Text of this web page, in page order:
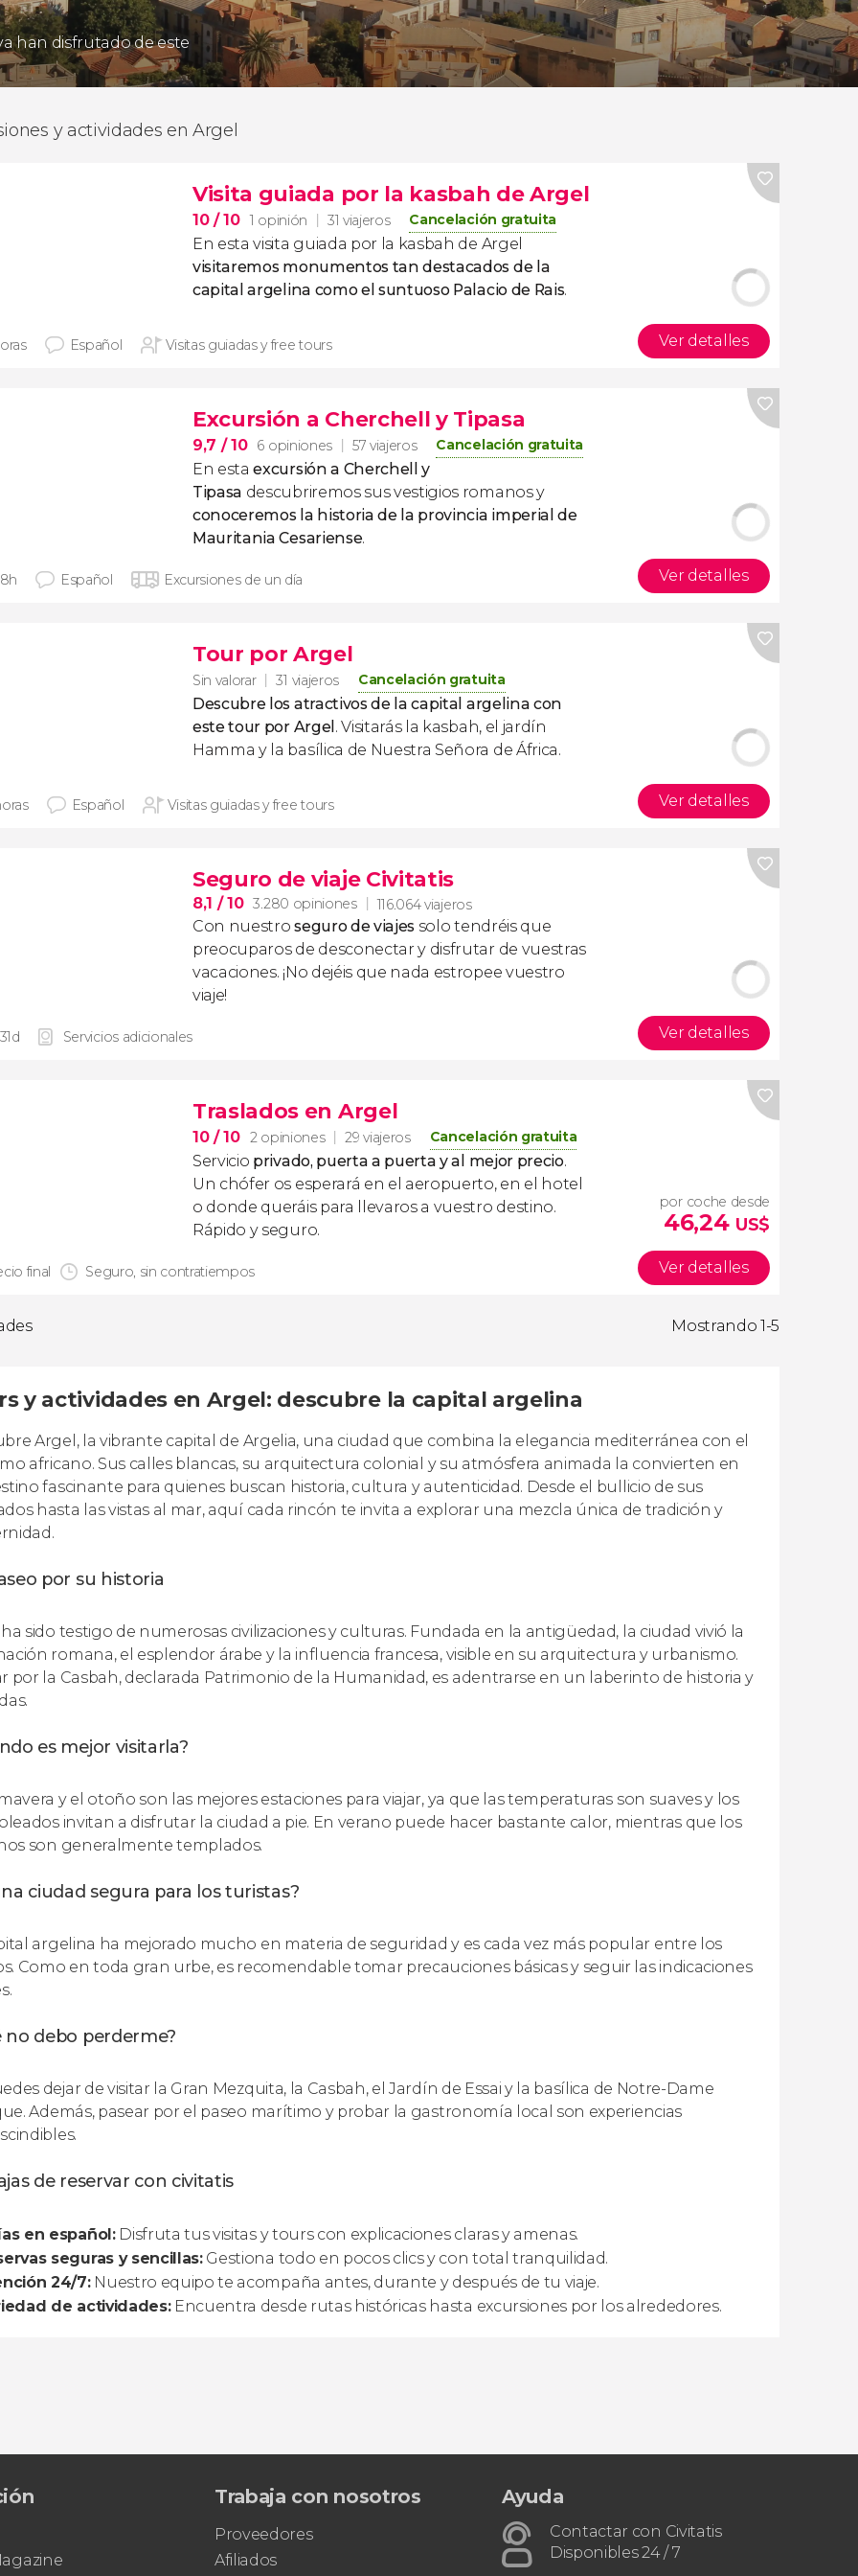
han disfrutado de este
y actividades en Argel
Visita guiada por la kasbah de Argel
10/ 10 1 opinión 31 viajeros Cancelación gratuita
En esta visita guiada por la kasbah de Argel
visitaremos monumentos tan destacados de la
capital argelina como el suntuoso Palacio de Rais.
Español Visitas guiadas y free tours Ver detalles
Excursión a Cherchell y Tipasa
9,7 / 10 6 opiniones 57 viajeros Cancelación gratuita
En estaexcursión a Cherchell y
Tipasa descubriremos sus vestigios romanos y
conoceremos la historia de la provincia imperial de
Mauritania Cesariense.
Español Excursiones de un día Ver detalles
Tour por Argel
Sin valorar 31 viajeros Cancelación gratuita
Descubre los atractivos de la capital argelina con
este tour por Argel . Visitarás la kasbah, el jardín
Hamma y la basílica de Nuestra Señora de África.
Español Visitas guiadas y free tours Ver detalles
Seguro de viaje Civitatis
8,1 / 10 3.280 opiniones 116.064 viajeros
Con nuestroseguro de viajes solo tendréis que
preocuparos de desconectar y disfrutar de vuestras
vacaciones. ¡No dejéis que nada estropee vuestro
viaje!
Servicios adicionales Ver detalles
Traslados en Argel
10/ 10 2 opiniones 29 viajeros Cancelación gratuita
Servicio privado, puerta a puerta y al mejor precio.
Un chófer os esperará en el aeropuerto, en el hotel
o donde queráis para llevaros a vuestro destino.
Rápido y seguro.
final Seguro, sin contratiempos
por coche desde
46,24 US$
Ver detalles
Mostrando 1-5
y actividades en Argel: descubre la capital argelina
Argel, la vibrante capital de Argelia, una ciudad que combina la elegancia mediterránea con el
africano. Sus calles blancas, su arquitectura colonial y su atmósfera animada la convierten en
fascinante para quienes buscan historia, cultura y autenticidad. Desde el bullicio de sus
hasta las vistas al mar, aquí cada rincón te invita a explorar una mezcla única de tradición y
por su historia
sido testigo de numerosas civilizaciones y culturas. Fundada en la antigüedad, la ciudad vivió la
romana, el esplendor árabe y la influencia francesa, visible en su arquitectura y urbanismo.
por la Casbah, declarada Patrimonio de la Humanidad, es adentrarse en un laberinto de historia y
es mejor visitarla?
y el otoño son las mejores estaciones para viajar, ya que las temperaturas son suaves y los
invitan a disfrutar la ciudad a pie. En verano puede hacer bastante calor, mientras que los
son generalmente templados.
ciudad segura para los turistas?
argelina ha mejorado mucho en materia de seguridad y es cada vez más popular entre los
Como en toda gran urbe, es recomendable tomar precauciones básicas y seguir las indicaciones
no debo perderme?
dejar de visitar la Gran Mezquita, la Casbah, el Jardín de Essai y la basílica de Notre-Dame
Además, pasear por el paseo marítimo y probar la gastronomía local son experiencias
de reservar con civitatis
en español:Disfruta tus visitas y tours con explicaciones claras y amenas.
seguras y sencillas:Gestiona todo en pocos clics y con total tranquilidad.
24/7:Nuestro equipo te acompaña antes, durante y después de tu viaje.
de actividades:Encuentra desde rutas históricas hasta excursiones por los alrededores.
Trabaja con nosotros
Proveedores
Afiliados
Ayuda
Contactar con Civitatis
Disponibles 24 / 7